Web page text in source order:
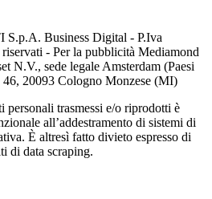
S.p.A. Business Digital - P.Iva
- Per la pubblicità Mediamond
N.V., sede legale Amsterdam (Paesi
20093 Cologno Monzese (MI)
personali trasmessi e/o riprodotti è
all’addestramento di sistemi di
È altresì fatto divieto espresso di
di data scraping.